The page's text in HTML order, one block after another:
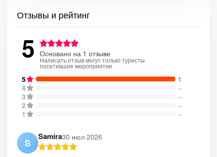
Отзывы и рейтинг
5 Основано на 1 отзыве
Написать отзыв могут только туристы
посетившие мероприятие
5
1
4
–
3
–
2
–
1
–
S
Samira30 июл 2026